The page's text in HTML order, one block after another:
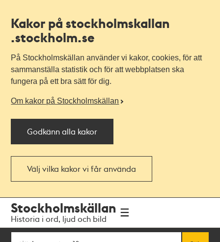
Kakor på stockholmskallan
.stockholm.se
På Stockholmskällan använder vi kakor, cookies, för att
sammanställa statistik och för att webbplatsen ska
fungera på ett bra sätt för dig.
Om kakor på Stockholmskällan
Godkänn alla kakor
Välj vilka kakor vi får använda
navigationen
huvudinnehållet
Stockholmskällan
Historia i ord, ljud och bild
Sök